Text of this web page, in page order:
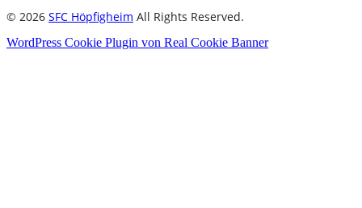
© 2026 SFC Höpfigheim All Rights Reserved.
WordPress Cookie Plugin von Real Cookie Banner